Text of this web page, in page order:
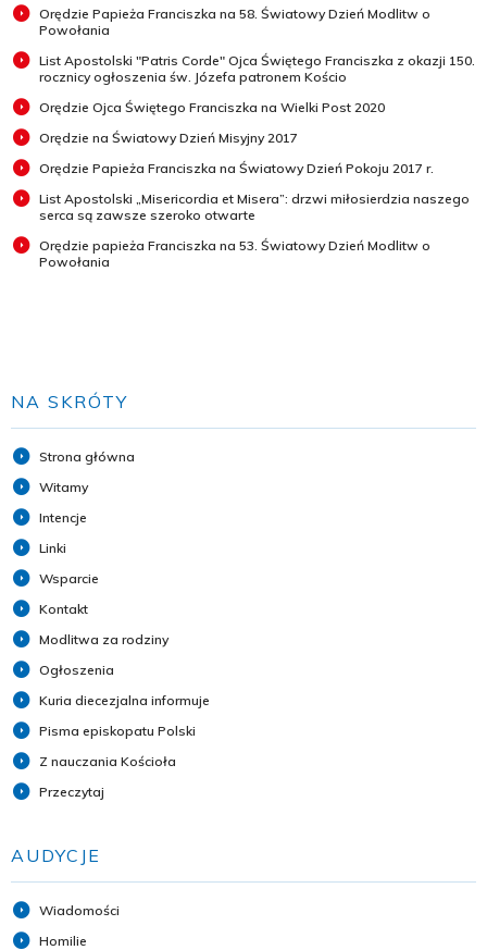
Orędzie Papieża Franciszka na 58. Światowy Dzień Modlitw o
Powołania
List Apostolski "Patris Corde" Ojca Świętego Franciszka z okazji 150.
rocznicy ogłoszenia św. Józefa patronem Kościo
Orędzie Ojca Świętego Franciszka na Wielki Post 2020
Orędzie na Światowy Dzień Misyjny 2017
Orędzie Papieża Franciszka na Światowy Dzień Pokoju 2017 r.
List Apostolski „Misericordia et Misera”: drzwi miłosierdzia naszego
serca są zawsze szeroko otwarte
Orędzie papieża Franciszka na 53. Światowy Dzień Modlitw o
Powołania
NA SKRÓTY
Strona główna
Witamy
Intencje
Linki
Wsparcie
Kontakt
Modlitwa za rodziny
Ogłoszenia
Kuria diecezjalna informuje
Pisma episkopatu Polski
Z nauczania Kościoła
Przeczytaj
AUDYCJE
Wiadomości
Homilie